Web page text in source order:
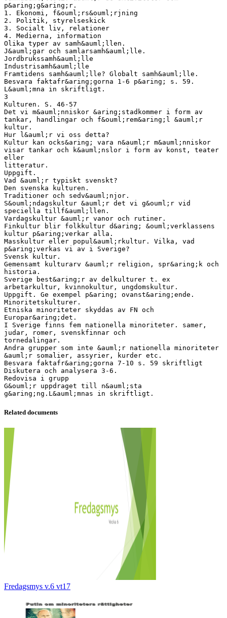
p&aring;g&aring;r.
1. Ekonomi, f&ouml;rs&ouml;rjning
2. Politik, styrelseskick
3. Socialt liv, relationer
4. Medierna, information
Olika typer av samh&auml;llen.
J&auml;gar och samlarsamh&auml;lle.
Jordbrukssamh&auml;lle
Industrisamh&auml;lle
Framtidens samh&auml;lle? Globalt samh&auml;lle.
Besvara faktafr&aring;gorna 1-6 p&aring; s. 59.
L&auml;mna in skriftligt.
3
Kulturen. S. 46-57
Det vi m&auml;nniskor &aring;stadkommer i form av
tankar, handlingar och f&ouml;rem&aring;l &auml;r
kultur.
Hur l&auml;r vi oss detta?
Kultur kan ocks&aring; vara n&auml;r m&auml;nniskor
visar tankar och k&auml;nslor i form av konst, teater
eller
litteratur.
Uppgift.
Vad &auml;r typiskt svenskt?
Den svenska kulturen.
Traditioner och sedv&auml;njor.
S&ouml;ndagskultur &auml;r det vi g&ouml;r vid
speciella tillf&auml;llen.
Vardagskultur &auml;r vanor och rutiner.
Finkultur blir folkkultur d&aring; &ouml;verklassens
kultur p&aring;verkar alla.
Masskultur eller popul&auml;rkultur. Vilka, vad
p&aring;verkas vi av i Sverige?
Svensk kultur.
Gemensamt kulturarv &auml;r religion, spr&aring;k och
historia.
Sverige best&aring;r av delkulturer t. ex
arbetarkultur, kvinnokultur, ungdomskultur.
Uppgift. Ge exempel p&aring; ovanst&aring;ende.
Minoritetskulturer.
Etniska minoriteter skyddas av FN och
Europar&aring;det.
I Sverige finns fem nationella minoriteter. samer,
judar, romer, svenskfinnar och
tornedalingar.
Andra grupper som inte &auml;r nationella minoriteter
&auml;r somalier, assyrier, kurder etc.
Besvara faktafr&aring;gorna 7-10 s. 59 skriftligt
Diskutera och analysera 3-6.
Redovisa i grupp
G&ouml;r uppdraget till n&auml;sta
Related documents
Fredagsmys v.6 vt17